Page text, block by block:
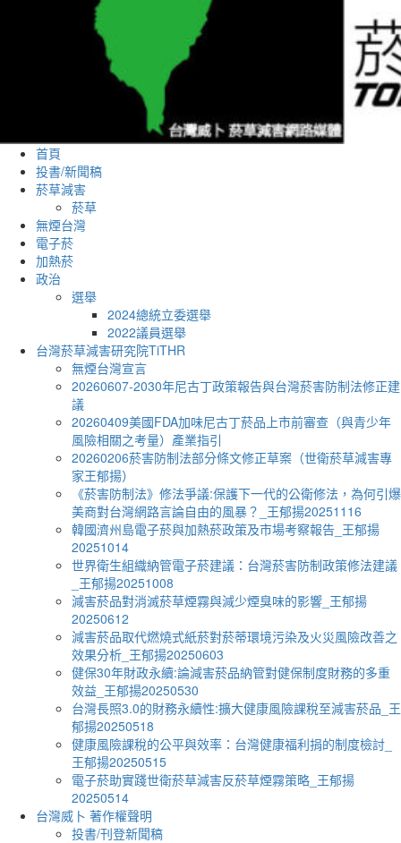
首頁
投書/新聞稿
菸草減害
菸草
無煙台灣
電子菸
加熱菸
政治
選舉
2024總統立委選舉
2022議員選舉
台灣菸草減害研究院TiTHR
無煙台灣宣言
20260607-2030年尼古丁政策報告與台灣菸害防制法修正建
議
20260409美國FDA加味尼古丁菸品上市前審查（與青少年
風險相關之考量）產業指引
20260206菸害防制法部分條文修正草案（世衛菸草減害專
家王郁揚）
《菸害防制法》修法爭議:保護下一代的公衛修法，為何引爆
美商對台灣網路言論自由的風暴？_王郁揚20251116
韓國濟州島電子菸與加熱菸政策及市場考察報告_王郁揚
20251014
世界衛生組織納管電子菸建議：台灣菸害防制政策修法建議
_王郁揚20251008
減害菸品對消滅菸草煙霧與減少煙臭味的影響_王郁揚
20250612
減害菸品取代燃燒式紙菸對菸蒂環境污染及火災風險改善之
效果分析_王郁揚20250603
健保30年財政永續:論減害菸品納管對健保制度財務的多重
效益_王郁揚20250530
台灣長照3.0的財務永續性:擴大健康風險課稅至減害菸品_王
郁揚20250518
健康風險課稅的公平與效率：台灣健康福利捐的制度檢討_
王郁揚20250515
電子菸助實踐世衛菸草減害反菸草煙霧策略_王郁揚
20250514
台灣威卜 著作權聲明
投書/刊登新聞稿